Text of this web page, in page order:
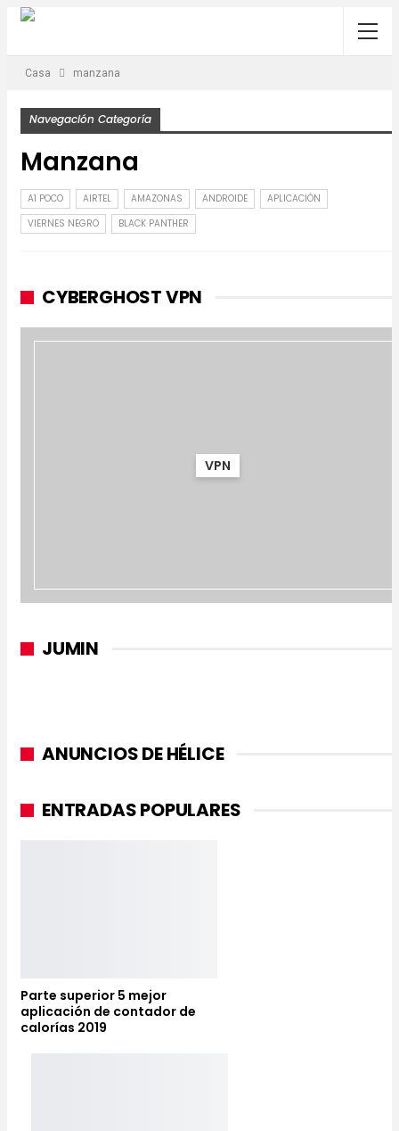
Casa manzana
Navegación Categoría
Manzana
A1 POCO AIRTEL AMAZONAS ANDROIDE
APLICACIÓN
VIERNES NEGRO
BLACK PANTHER
CYBERGHOST VPN
VPN
JUMIN
ANUNCIOS DE HÉLICE
ENTRADAS POPULARES
Parte superior 5 mejor
aplicación de contador de
calorías 2019